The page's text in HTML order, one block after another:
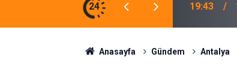
24
Otomobildeki 4 Kişi Yaralandı 17:31
Anasayfa Gündem Antalya